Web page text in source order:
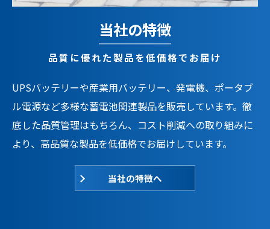
当社の特徴
品質に優れた製品を低価格でお届け
UPSバッテリーや産業用バッテリー、発電機、ポータブ
ル電源など多様な蓄電池関連製品を販売しています。徹
底した品質管理はもちろん、コスト削減への取り組みに
より、高品質な製品を低価格でお届けしています。
当社の特徴へ